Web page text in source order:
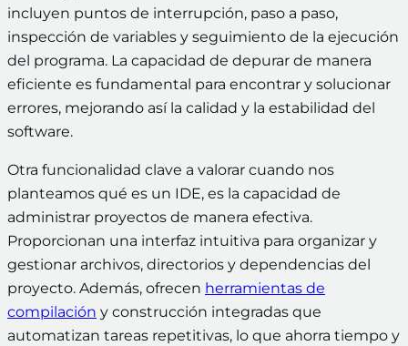
incluyen puntos de interrupción, paso a paso,
inspección de variables y seguimiento de la ejecución
del programa. La capacidad de depurar de manera
eficiente es fundamental para encontrar y solucionar
errores, mejorando así la calidad y la estabilidad del
software.
Otra funcionalidad clave a valorar cuando nos
planteamos qué es un IDE, es la capacidad de
administrar proyectos de manera efectiva.
Proporcionan una interfaz intuitiva para organizar y
gestionar archivos, directorios y dependencias del
proyecto. Además, ofrecen herramientas de
compilación y construcción integradas que
automatizan tareas repetitivas, lo que ahorra tiempo y